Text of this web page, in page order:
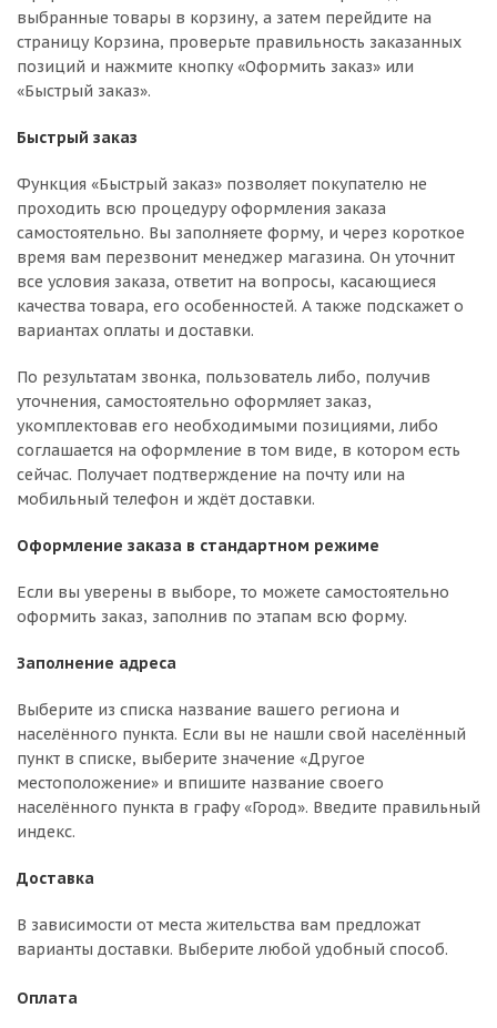
выбранные товары в корзину, а затем перейдите на
страницу Корзина, проверьте правильность заказанных
позиций и нажмите кнопку «Оформить заказ» или
«Быстрый заказ».
Быстрый заказ
Функция «Быстрый заказ» позволяет покупателю не
проходить всю процедуру оформления заказа
самостоятельно. Вы заполняете форму, и через короткое
время вам перезвонит менеджер магазина. Он уточнит
все условия заказа, ответит на вопросы, касающиеся
качества товара, его особенностей. А также подскажет о
вариантах оплаты и доставки.
По результатам звонка, пользователь либо, получив
уточнения, самостоятельно оформляет заказ,
укомплектовав его необходимыми позициями, либо
соглашается на оформление в том виде, в котором есть
сейчас. Получает подтверждение на почту или на
мобильный телефон и ждёт доставки.
Оформление заказа в стандартном режиме
Если вы уверены в выборе, то можете самостоятельно
оформить заказ, заполнив по этапам всю форму.
Заполнение адреса
Выберите из списка название вашего региона и
населённого пункта. Если вы не нашли свой населённый
пункт в списке, выберите значение «Другое
местоположение» и впишите название своего
населённого пункта в графу «Город». Введите правильный
индекс.
Доставка
В зависимости от места жительства вам предложат
варианты доставки. Выберите любой удобный способ.
Оплата